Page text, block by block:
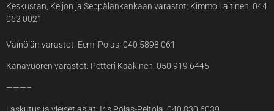
Keskustan, Keljon ja Seppälänkankaan varastot: Kimmo Laitinen, 044
062 0021
Väinölän varastot: Eemi Polas, 040 5898 061
Kanavuoren varastot: Petteri Kaakinen, 050 919 6445
———–